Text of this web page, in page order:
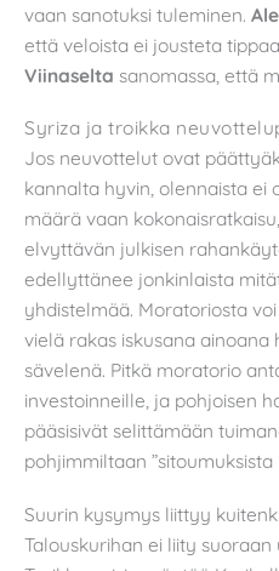
vaan sanotuksi tuleminen.
että veloista ei jousteta
Viinaselta sanomassa, että
Syriza ja troikka
Jos neuvottelut ovat
kannalta hyvin, olennaista ei
määrä vaan
elvyttävän julkisen
edellyttänee jonkinlaista
yhdistelmää. Moratoriosta
vielä rakas iskusana
sävelenä. Pitkä moratorio
investoinneille, ja pohjoisen
pääsisivät selittämään
pohjimmiltaan ”sitoumuksista
Suurin kysymys liittyy
Talouskurihan ei liity